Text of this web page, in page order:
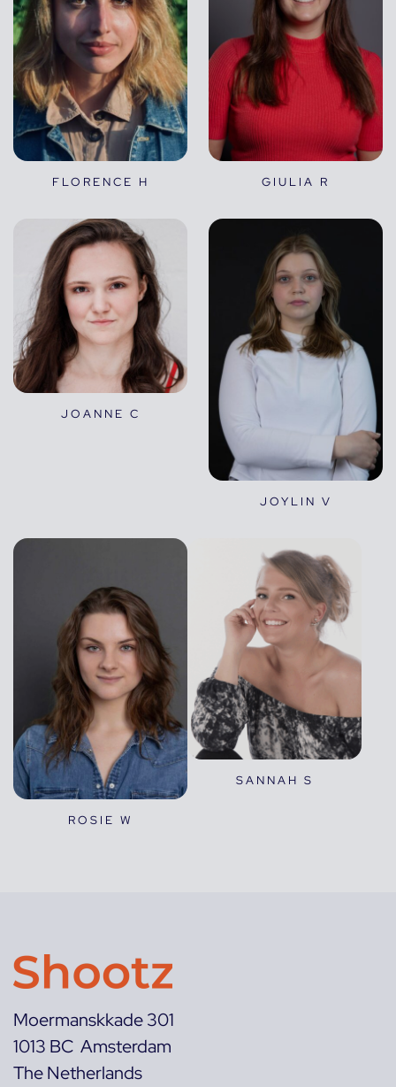
FLORENCE H GIULIA R
JOANNE C
JOYLIN V
ROSIE W
SANNAH S
Moermanskkade 301
1013 BC Amsterdam
The Netherlands